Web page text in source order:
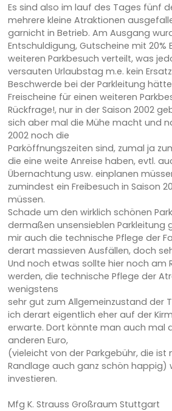
Es sind also im lauf des Tages fünf
mehrere kleine Atraktionen
garnicht in Betrieb. Am Ausgang
Entschuldigung, Gutscheine mit 20%
weiteren Parkbesuch verteilt, was
versauten Urlaubstag m.e. kein
Beschwerde bei der Parkleitung
Freischeine für einen weiteren
Rückfrage!, nur in der Saison 2002
sich aber mal die Mühe macht und
2002 noch die
Parköffnungszeiten sind, zumal ja
die eine weite Anreise haben, evtl.
Übernachtung usw. einplanen
zumindest ein Freibesuch in Saison
müssen.
Schade um den wirklich schönen
dermaßen unsensieblen Parkleitung
mir auch die technische Pflege der
derart massieven Ausfällen, doch
Und noch etwas sollte hier noch am
werden, die technische Pflege der
wenigstens
sehr gut zum Allgemeinzustand der
ich derart eigentlich eher auf der
erwarte. Dort könnte man auch mal
anderen Euro,
(vieleicht von der Parkgebühr, die ist
Randlage auch ganz schön happig)
investieren.
Mfg K. Strauss Großraum Stuttgart